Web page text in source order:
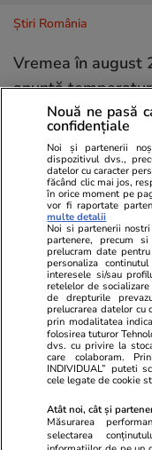
Știri România
Vremea în august
anunță
ultima lună de
căldură intens și
„România are
nu-i mai trebuie
Crize de identitate
Nouă ne pasă
confidențiale
Noi și partenerii
dispozitivul dvs.,
datelor cu caracter
făcând clic mai jos,
în orice moment pe
vor fi raportate
multe detalii
Noi si partenerii
partenere, precum
prelucram date
personaliza
interesele si/sau
retelelor de
de drepturile
prelucrarea datelor cu
prin modalitatea
folosirea tuturor
dvs. cu privire la
care colaboram.
INDIVIDUAL” puteti
cele legate de cookie
Atât noi, cât și
Măsurarea
selectarea